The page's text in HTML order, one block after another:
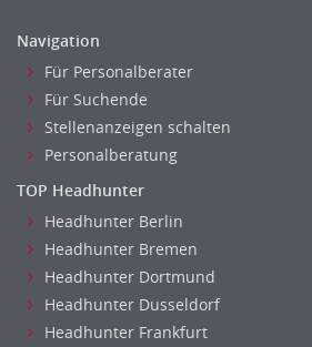
Unterricht: Sekundarstufe
Architektur
Fotografie, Video
Grafik- und Kommunikationsdesign
Medien-, Screen-, Webdesign
Modedesign, Schmuckdesign
Produktdesign, Industriedesign
Theater, Schauspiel, Musik, Tanz
Beschaffungslogistik
Disposition
Einkauf
Navigation
Für Personalberater
Für Suchende
Stellenanzeigen schalten
Personalberatung
TOP Headhunter
Headhunter Berlin
Headhunter Bremen
Headhunter Dortmund
Headhunter Dusseldorf
Headhunter Frankfurt